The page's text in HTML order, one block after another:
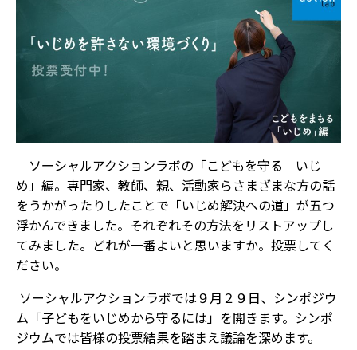
ソーシャルアクションラボの「こどもを守る いじ
め」編。専門家、教師、親、活動家らさまざまな方の話
をうかがったりしたことで「いじめ解決への道」が五つ
浮かんできました。それぞれその方法をリストアップし
てみました。どれが一番よいと思いますか。投票してく
ださい。
ソーシャルアクションラボでは９月２９日、シンポジウ
ム「子どもをいじめから守るには」を開きます。シンポ
ジウムでは皆様の投票結果を踏まえ議論を深めます。